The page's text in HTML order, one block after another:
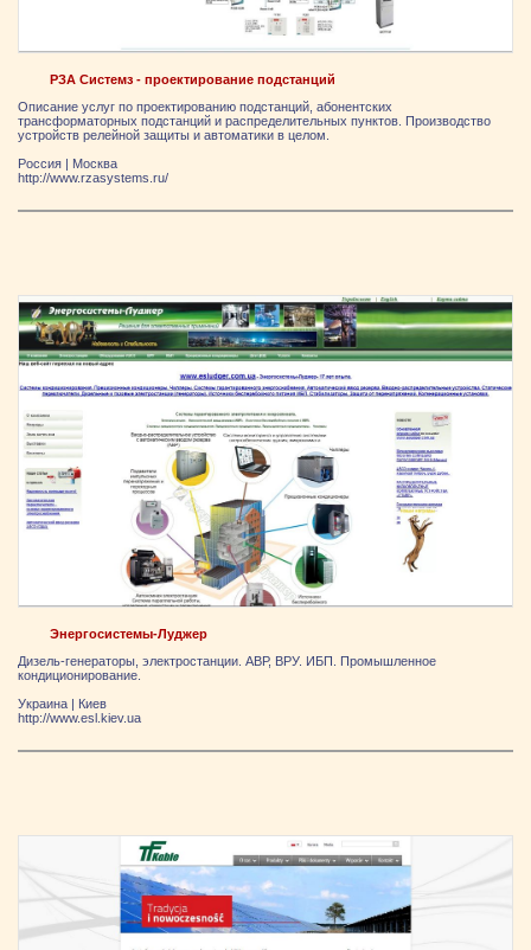
РЗА Системз - проектирование подстанций
Описание услуг по проектированию подстанций, абонентских
трансформаторных подстанций и распределительных пунктов. Производство
устройств релейной защиты и автоматики в целом.
Россия | Москва
http://www.rzasystems.ru/
Энергосистемы-Луджер
Дизель-генераторы, электростанции. АВР, ВРУ. ИБП. Промышленное
кондиционирование.
Украина
Киев
http://www.esl.kiev.ua